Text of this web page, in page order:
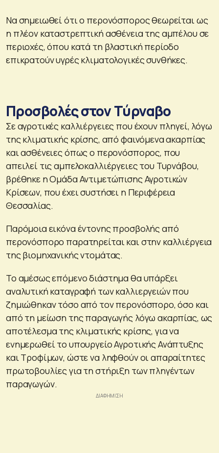
Να σημειωθεί ότι ο περονόσπορος θεωρείται ως
η πλέον καταστρεπτική ασθένεια της αμπέλου σε
περιοχές, όπου κατά τη βλαστική περίοδο
επικρατούν υγρές κλιματολογικές συνθήκες.
Προσβολές στον Τύρναβο
Σε αγροτικές καλλιέργειες που έχουν πληγεί, λόγω
της κλιματικής κρίσης, από φαινόμενα ακαρπίας
και ασθένειες όπως ο περονόσπορος, που
απειλεί τις αμπελοκαλλιέργειες του Τυρνάβου,
βρέθηκε η Ομάδα Αντιμετώπισης Αγροτικών
Κρίσεων, που έχει συστήσει η Περιφέρεια
Θεσσαλίας.
Παρόμοια εικόνα έντονης προσβολής από
περονόσπορο παρατηρείται και στην καλλιέργεια
της βιομηχανικής ντομάτας.
Το αμέσως επόμενο διάστημα θα υπάρξει
αναλυτική καταγραφή των καλλιεργειών που
ζημιώθηκαν τόσο από τον περονόσπορο, όσο και
από τη μείωση της παραγωγής λόγω ακαρπίας, ως
αποτέλεσμα της κλιματικής κρίσης, για να
ενημερωθεί το υπουργείο Αγροτικής Ανάπτυξης
και Τροφίμων, ώστε να ληφθούν οι απαραίτητες
πρωτοβουλίες για τη στήριξη των πληγέντων
παραγωγών.